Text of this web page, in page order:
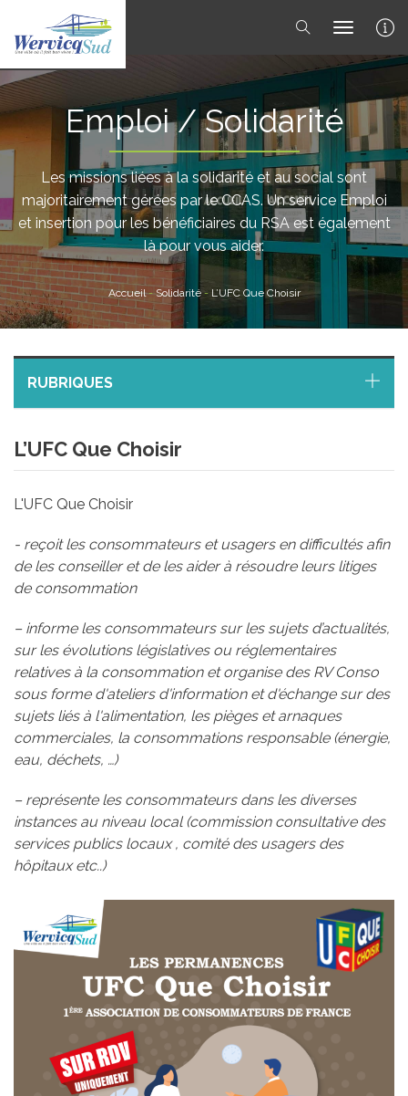
toggle
Emploi / Solidarité
Les missions liées à la solidarité et au social sont
majoritairement gérées par le CCAS. Un service Emploi
et insertion pour les bénéficiaires du RSA est également
là pour vous aider.
Accueil - Solidarité - L’UFC Que Choisir
L’UFC Que Choisir
L'UFC Que Choisir
- reçoit les consommateurs et usagers en difficultés afin
de les conseiller et de les aider à résoudre leurs litiges
de consommation
– informe les consommateurs sur les sujets d’actualités,
sur les évolutions législatives ou réglementaires
relatives à la consommation et organise des RV Conso
sous forme d'ateliers d'information et d'échange sur des
sujets liés à l'alimentation, les pièges et arnaques
commerciales, la consommations responsable (énergie,
eau, déchets, …)
– représente les consommateurs dans les diverses
instances au niveau local (commission consultative des
services publics locaux , comité des usagers des
hôpitaux etc..)
RUBRIQUES